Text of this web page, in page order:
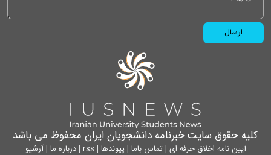
کلیه حقوق سایت خبرنامه دانشجویان ایران محفوظ می باشد
آیین نامه اخلاق حرفه ای | تماس باما | پیوندها |
rss
|درباره ما |آرشیو